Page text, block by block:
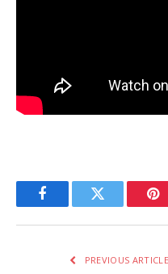
FacebookTwitter
PREVIOUS ARTICLE